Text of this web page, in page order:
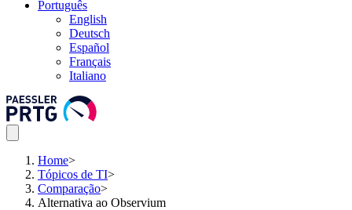
Português
English
Deutsch
Español
Français
Italiano
Home>
Tópicos de TI>
Comparação>
Alternativa ao Observium